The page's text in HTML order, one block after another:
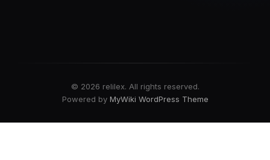
© 2026 relilex. All rights reserved.
Powered by MyWiki WordPress Theme